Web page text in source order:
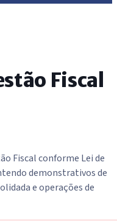
Fiscal
Fiscal conforme Lei de
demonstrativos de
e operações de